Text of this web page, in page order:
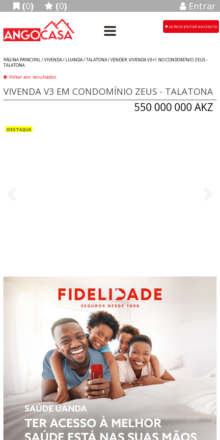
(0) (0) Entrar
ACRESCENTAR ANÚNCIO
PÁGINA PRINCIPAL /VIVENDA/ LUANDA/TALATONA/VENDER: VIVENDA V3+1 NO CONDOMÍNIO ZEUS -
TALATONA
Voltar aos resultados
550 000 000 AKZ
VIVENDA V3 EM CONDOMÍNIO ZEUS - TALATONA